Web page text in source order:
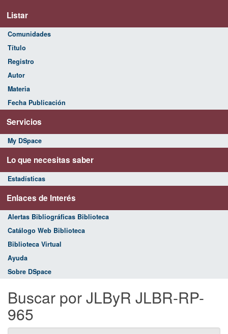
Listar
Comunidades
Título
Registro
Autor
Materia
Fecha Publicación
Servicios
My DSpace
Lo que necesitas saber
Estadísticas
Enlaces de Interés
Alertas Bibliográficas Biblioteca
Catálogo Web Biblioteca
Biblioteca Virtual
Ayuda
Sobre DSpace
Buscar por JLByR JLBR-RP-
965